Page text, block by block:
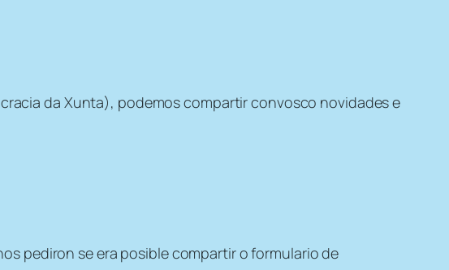
da Xunta), podemos compartir convosco novidades e
pediron se era posible compartir o formulario de